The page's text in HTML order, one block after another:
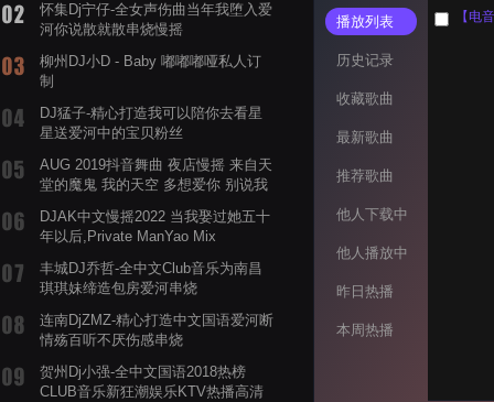
怀集Dj宁仔-全女声伤曲当年我堕入爱
河你说散就散串烧慢摇
柳州DJ小D - Baby 嘟嘟嘟哑私人订
制
DJ猛子-精心打造我可以陪你去看星
星送爱河中的宝贝粉丝
AUG 2019抖音舞曲 夜店慢摇 来自天
堂的魔鬼 我的天空 多想爱你 别说我
DJAK中文慢摇2022 当我娶过她五十
年以后,Private ManYao Mix
丰城DJ乔哲-全中文Club音乐为南昌
琪琪妹缔造包房爱河串烧
连南DjZMZ-精心打造中文国语爱河断
情殇百听不厌伤感串烧
贺州Dj小强-全中文国语2018热榜
CLUB音乐新狂潮娱乐KTV热播高清
播放列表
历史记录
收藏歌曲
最新歌曲
推荐歌曲
他人下载中
他人播放中
昨日热播
本周热播
【电